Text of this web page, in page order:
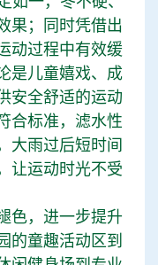
果；同时凭借出
动过程中有效缓
是儿童嬉戏、成
安全舒适的运动
合标准，滤水性
大雨过后短时间
让运动时光不受
色，进一步提升
的童趣活动区到